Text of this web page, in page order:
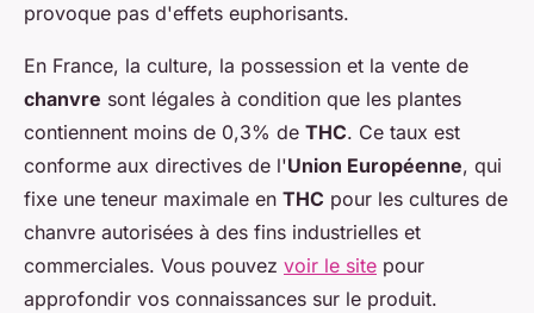
provoque pas d'effets euphorisants.
En France, la culture, la possession et la vente de
chanvre sont légales à condition que les plantes
contiennent moins de 0,3% de THC. Ce taux est
conforme aux directives de l'Union Européenne, qui
fixe une teneur maximale en THC pour les cultures de
chanvre autorisées à des fins industrielles et
commerciales. Vous pouvez voir le site pour
approfondir vos connaissances sur le produit.